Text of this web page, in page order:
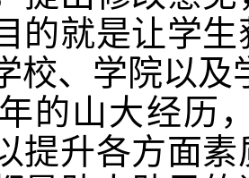
的就是让学
校、学院以及
山大经历，
提升各方面